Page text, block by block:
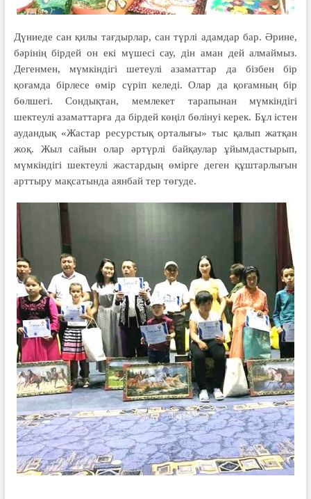
Дүниеде сан қилы тағдырлар, сан түрлі адамдар бар. Әрине,
бәрінің бірдей он екі мүшесі сау, дін аман дей алмаймыз.
Дегенмен, мүмкіндігі шетеулі азаматтар да бізбен бір
қоғамда бірлесе өмір сүріп келеді. Олар да қоғамның бір
бөлшегі. Сондықтан, мемлекет тарапынан мүмкіндігі
шектеулі азаматтарға да бірдей көңіл бөлінуі керек. Бұл істен
аудандық «Жастар ресурстық орталығы» тыс қалып жатқан
жоқ. Жыл сайын олар әртүрлі байқаулар ұйымдастырып,
мүмкіндігі шектеулі жастардың өмірге деген құштарлығын
арттыру мақсатында аянбай тер төгуде.